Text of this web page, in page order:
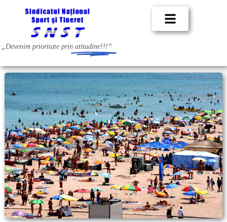
„Devenim prioritate prin atitudine!!!”